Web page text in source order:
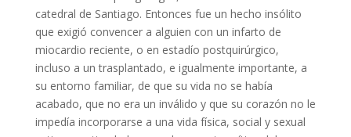
catedral de Santiago. Entonces fue un hecho insólito
que exigió convencer a alguien con un infarto de
miocardio reciente, o en estadío postquirúrgico,
incluso a un trasplantado, e igualmente importante, a
su entorno familiar, de que su vida no se había
acabado, que no era un inválido y que su corazón no le
impedía incorporarse a una vida física, social y sexual